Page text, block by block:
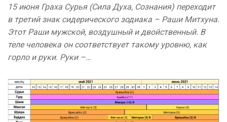
15 июня Граха Сурья (Сила Духа, Сознания) переходит
в третий знак сидерического зодиака – Раши Митхуна.
Этот Раши мужской, воздушный и двойственный. В
теле человека он соответствует такому уровню, как
горло и руки. Руки –…